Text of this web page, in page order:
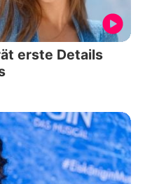
erste Details